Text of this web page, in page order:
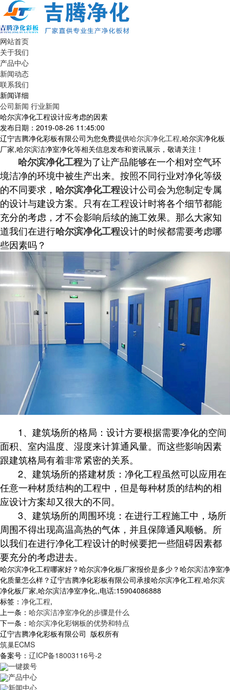
网站首页
关于我们
产品中心
新闻动态
联系我们
新闻详细
公司新闻 行业新闻
哈尔滨净化工程设计应考虑的因素
发布日期：2019-08-26 11:45:00
辽宁吉腾净化彩板有限公司为您免费提供哈尔滨净化工程,哈尔滨净化板
厂家,哈尔滨洁净室净化等相关信息发布和资讯展示，敬请关注！
哈尔滨净化工程为了让产品能够在一个相对空气环
境洁净的环境中被生产出来。按照不同行业对净化等级
的不同要求， 哈尔滨净化工程设计公司会为您制定专属
的设计与建设方案。只有在工程设计时将各个细节都能
充分的考虑，才不会影响后续的施工效果。那么大家知
道我们在进行哈尔滨净化工程设计的时候都需要考虑哪
些因素吗？
1、建筑场所的格局：设计方要根据需要净化的空间
面积、室内温度、湿度来计算通风量。而这些影响因素
跟建筑格局有着非常紧密的关系。
2、建筑场所的搭建材质：净化工程虽然可以应用在
任意一种材质结构的工程中，但是每种材质的结构的相
应设计方案却又很大的不同。
3、建筑场所的周围环境：在进行工程施工中，场所
周围不得出现高温高热的气体，并且保障通风顺畅。所
以我们在进行净化工程设计的时候要把一些阻碍因素都
要充分的考虑进去。
哈尔滨净化工程哪家好？哈尔滨净化板厂家报价是多少？哈尔滨洁净室净
化质量怎么样？辽宁吉腾净化彩板有限公司承接哈尔滨净化工程,哈尔滨
净化板厂家,哈尔滨洁净室净化,,电话:15904086888
标签： 净化工程,
上一条： 哈尔滨洁净室净化的步骤是什么
下一条： 哈尔滨净化彩钢板的优势和特点
辽宁吉腾净化彩板有限公司 版权所有
筑巢ECMS
备案号： 辽ICP备18003116号-2
一键拨号
产品中心
新闻中心